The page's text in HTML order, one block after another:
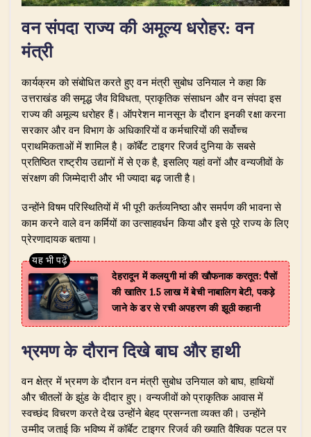
​वन संपदा राज्य की अमूल्य धरोहर: वन
मंत्री
​कार्यक्रम को संबोधित करते हुए वन मंत्री सुबोध उनियाल ने कहा कि
उत्तराखंड की समृद्ध जैव विविधता, प्राकृतिक संसाधन और वन संपदा इस
राज्य की अमूल्य धरोहर हैं। ऑपरेशन मानसून के दौरान इनकी रक्षा करना
सरकार और वन विभाग के अधिकारियों व कर्मचारियों की सर्वोच्च
प्राथमिकताओं में शामिल है। कॉर्बेट टाइगर रिजर्व दुनिया के सबसे
प्रतिष्ठित राष्ट्रीय उद्यानों में से एक है, इसलिए यहां वनों और वन्यजीवों के
संरक्षण की जिम्मेदारी और भी ज्यादा बढ़ जाती है।
​उन्होंने विषम परिस्थितियों में भी पूरी कर्तव्यनिष्ठा और समर्पण की भावना से
काम करने वाले वन कर्मियों का उत्साहवर्धन किया और इसे पूरे राज्य के लिए
प्रेरणादायक बताया।
देहरादून में कलयुगी मां की खौफनाक करतूत: पैसों
की खातिर 1.5 लाख में बेची नाबालिग बेटी, पकड़े
जाने के डर से रची अपहरण की झूठी कहानी
​भ्रमण के दौरान दिखे बाघ और हाथी
​वन क्षेत्र में भ्रमण के दौरान वन मंत्री सुबोध उनियाल को बाघ, हाथियों
और चीतलों के झुंड के दीदार हुए। वन्यजीवों को प्राकृतिक आवास में
स्वच्छंद विचरण करते देख उन्होंने बेहद प्रसन्नता व्यक्त की। उन्होंने
उम्मीद जताई कि भविष्य में कॉर्बेट टाइगर रिजर्व की ख्याति वैश्विक पटल पर